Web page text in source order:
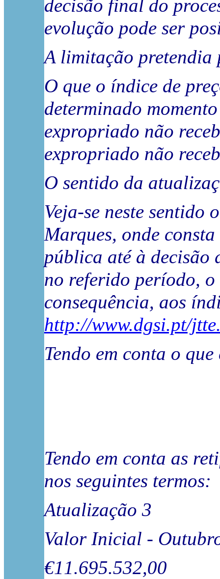
decisão final do
evolução pode ser
A limitação pretendia
O que o índice de
determinado
expropriado não
expropriado não
O sentido da
Veja-se neste
Marques, onde
pública até à decisão
no referido período,
consequência, aos
http://www.dgsi.pt/
Tendo em conta o
Tendo em conta as
nos seguintes termos:
Atualização 3
Valor Inicial -
€11.695.532,00